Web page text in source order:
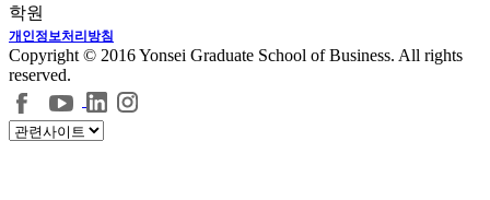
학원
개인정보처리방침
Copyright © 2016 Yonsei Graduate School of Business. All rights
reserved.